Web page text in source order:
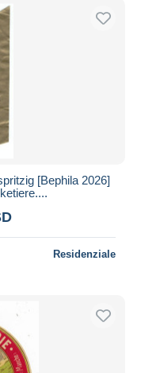
[Bephila 2026]
Residenziale